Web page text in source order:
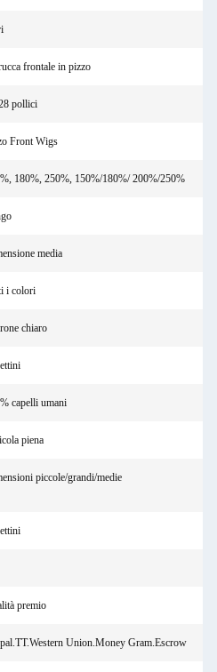
frontale in pizzo
pollici
Front Wigs
180%, 250%, 150%/180%/ 200%/250%
media
i colori
chiaro
capelli umani
piena
piccole/grandi/medie
premio
Union.Money Gram.Escrow